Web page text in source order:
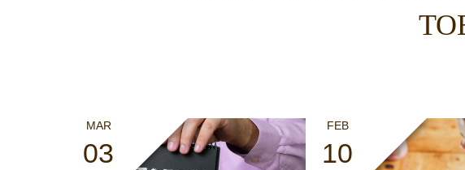
MAR
03
FEB
10